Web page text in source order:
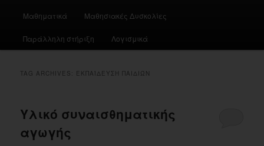
Μαθηματικά Μαθησιακές Δυσκολίες
Παράλληλη στήριξη Λογισμικά
TAG ARCHIVES: ΕΚΠΑΊΔΕΥΣΗ ΠΑΙΔΙΏΝ
Υλικό συναισθηματικής
αγωγής